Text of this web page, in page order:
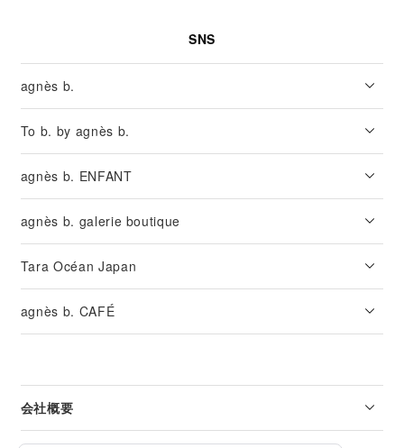
SNS
agnès b.
To b. by agnès b.
agnès b. ENFANT
agnès b. galerie boutique
Tara Océan Japan
agnès b. CAFÉ
会社概要